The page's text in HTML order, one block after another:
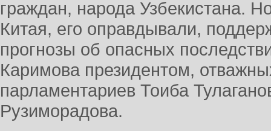
граждан, народа Узбекистана.
Китая, его оправдывали,
прогнозы об опасных
Каримова президентом,
парламентариев Тоиба
Рузиморадова.